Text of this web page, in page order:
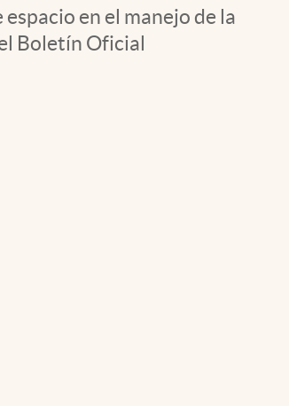
en el manejo de la
Boletín Oficial